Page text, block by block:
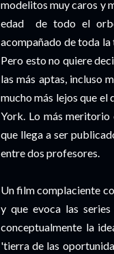
modelitos muy caros y
edad de todo el
acompañado de toda
Pero esto no quiere
las más aptas, incluso
mucho más lejos que el
York. Lo más meritorio
que llega a ser
entre dos profesores.
Un film complaciente
y que evoca las
conceptualmente la
'tierra de las